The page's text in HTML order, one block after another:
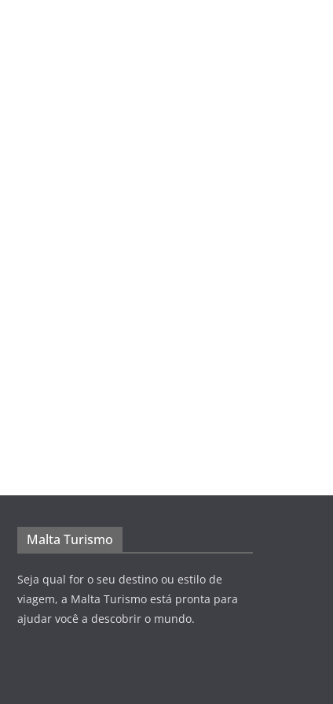
Malta Turismo
Seja qual for o seu destino ou estilo de
viagem, a Malta Turismo está pronta para
ajudar você a descobrir o mundo.